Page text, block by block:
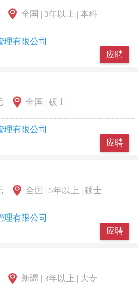
应聘
全国 | 3年以上 | 本科
理有限公司
应聘
全国 | 硕士
理有限公司
应聘
全国 | 5年以上 | 硕士
理有限公司
新疆 | 3年以上 | 大专